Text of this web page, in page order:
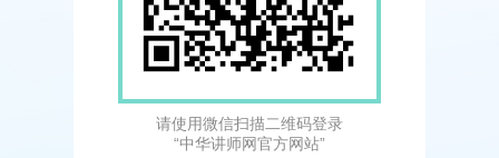
请使用微信扫描二维码登录
“中华讲师网官方网站”